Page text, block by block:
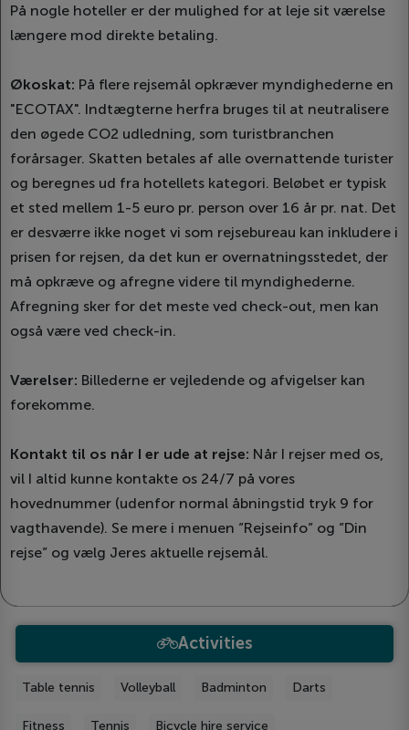
På nogle hoteller er der mulighed for at leje sit værelse
længere mod direkte betaling.
Økoskat: På flere rejsemål opkræver myndighederne en
"ECOTAX". Indtægterne herfra bruges til at neutralisere
den øgede CO2 udledning, som turistbranchen
forårsager. Skatten betales af alle overnattende turister
og beregnes ud fra hotellets kategori. Beløbet er typisk
et sted mellem 1-5 euro pr. person over 16 år pr. nat. Det
er desværre ikke noget vi som rejsebureau kan inkludere i
prisen for rejsen, da det kun er overnatningsstedet, der
må opkræve og afregne videre til myndighederne.
Afregning sker for det meste ved check-out, men kan
også være ved check-in.
Værelser: Billederne er vejledende og afvigelser kan
forekomme.
Kontakt til os når I er ude at rejse: Når I rejser med os,
vil I altid kunne kontakte os 24/7 på vores
hovednummer (udenfor normal åbningstid tryk 9 for
vagthavende). Se mere i menuen ”Rejseinfo” og ”Din
rejse” og vælg Jeres aktuelle rejsemål.
Activities
Table tennis Volleyball Badminton Darts
Fitness Tennis Bicycle hire service